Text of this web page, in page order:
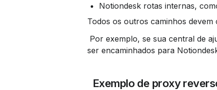
Notiondesk rotas internas,
Todos os outros caminhos
Por exemplo, se sua central de
ser encaminhados para
Exemplo de proxy